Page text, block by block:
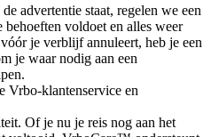
advertentie staat, regelen we een
voldoet en alles weer
je verblijf annuleert, heb je een
je waar nodig aan een
Vrbo-klantenservice en
Of je nu je reis nog aan het